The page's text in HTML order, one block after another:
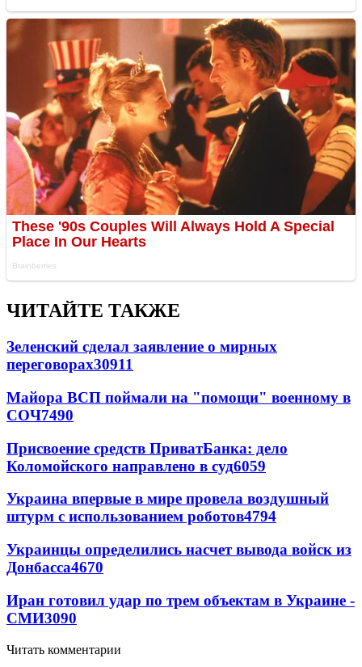
ЧИТАЙТЕ ТАКЖЕ
Зеленский сделал заявление о мирных
переговорах30911
Майора ВСП поймали на "помощи" военному в
СОЧ7490
Присвоение средств ПриватБанка: дело
Коломойского направлено в суд6059
Украина впервые в мире провела воздушный
штурм с использованием роботов4794
Украинцы определились насчет вывода войск из
Донбасса4670
Иран готовил удар по трем объектам в Украине -
СМИ3090
Читать комментарии